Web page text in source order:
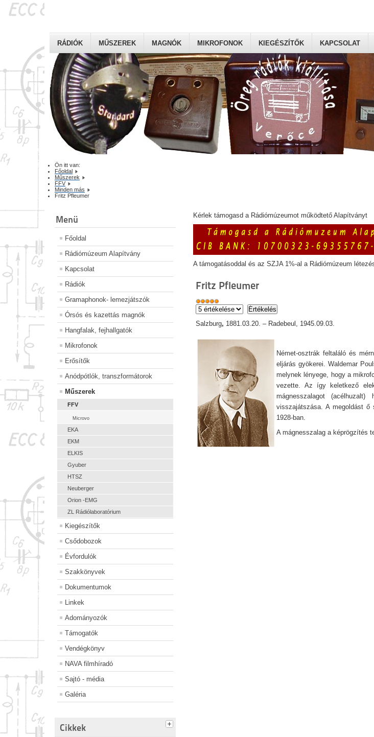
RÁDIÓK MŰSZEREK MAGNÓK MIKROFONOK KIEGÉSZÍTŐK KAPCSOLAT
Ön itt van:
Főoldal
Műszerek
FFV
Minden más
Fritz Pfleumer
Menü
Főoldal
Rádiómúzeum Alapítvány
Kapcsolat
Rádiók
Gramaphonok- lemezjátszók
Órsós és kazettás magnók
Hangfalak, fejhallgatók
Mikrofonok
Erősítők
Anódpótlók, transzformátorok
Műszerek
FFV
Microvo
EKA
EKM
ELKIS
Gyuber
HTSZ
Neuberger
Orion -EMG
ZL Rádiólaboratórium
Kiegészítők
Csődobozok
Évfordulók
Szakkönyvek
Dokumentumok
Linkek
Adományozók
Támogatók
Vendégkönyv
NAVA filmhíradó
Sajtó - média
Galéria
Cikkek
Kérlek támogasd a Rádiómúzeumot működtető Alapítványt
A támogatásoddal és az SZJA 1%-al a Rádiómúzeum
Fritz Pfleumer
Salzburg, 1881.03.20. – Radebeul, 1945.09.03.
Német-osztrák feltaláló és
eljárás gyökerei. Waldemar
melynek lényege, hogy a
vezette. Az így keletkező
mágnesszalagot
visszajátszása. A megoldást
1928-ban.
A mágnesszalag a képrögzítés